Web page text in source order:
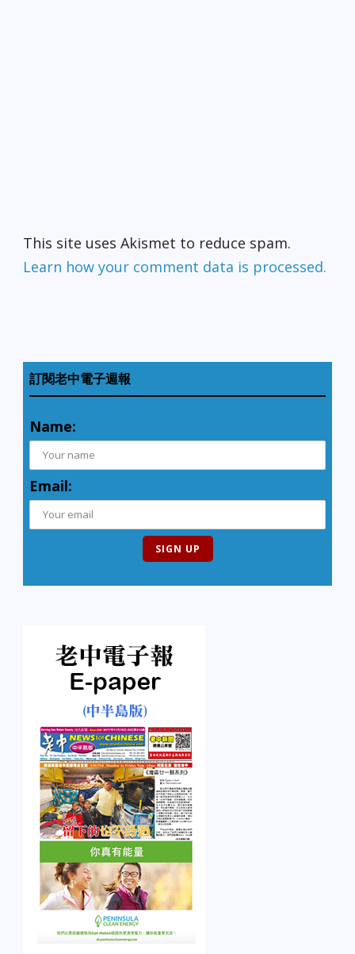
This site uses Akismet to reduce spam.
Learn how your comment data is processed.
訂閱老中電子週報
Name:
Email: